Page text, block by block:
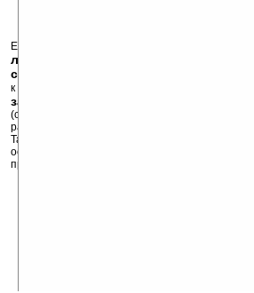
Еще раз обращаем внимание, что
кейгены,
лекарства, серийные номера, ключи и
ссылки на варезные сайты
к публикации на нашем сайте в
запрещены
, как и несанкционированная
(спам). Мы поддерживаем авторов
развитие легального программного
Также мы призываем Вас поддерживать
особенно создающих бесплатные
программы.